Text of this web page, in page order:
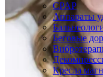
CPAP
Аппараты
Беговые
Кресла